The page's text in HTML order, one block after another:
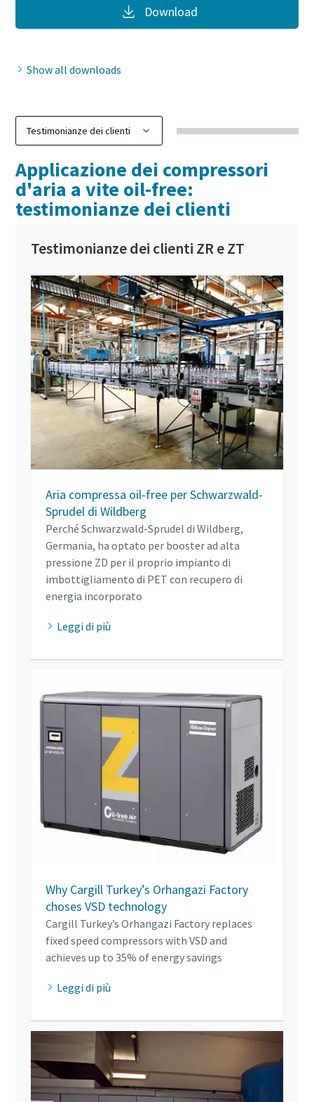
Download
Show all downloads
Applicazione dei compressori
d'aria a vite oil-free:
testimonianze dei clienti
Testimonianze dei clienti ZR e ZT
Aria compressa oil-free per Schwarzwald-
Sprudel di Wildberg
Perché Schwarzwald-Sprudel di Wildberg,
Germania, ha optato per booster ad alta
pressione ZD per il proprio impianto di
imbottigliamento di PET con recupero di
energia incorporato
Leggi di più
Why Cargill Turkey’s Orhangazi Factory
choses VSD technology
Cargill Turkey’s Orhangazi Factory replaces
fixed speed compressors with VSD and
achieves up to 35% of energy savings
Leggi di più